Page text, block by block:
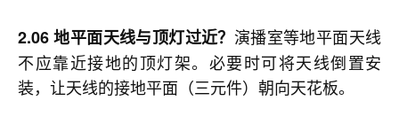
2.06 地平面天线与顶灯过近？ 演播室等地平面天线
不应靠近接地的顶灯架。必要时可将天线倒置安
装，让天线的接地平面（三元件）朝向天花板。